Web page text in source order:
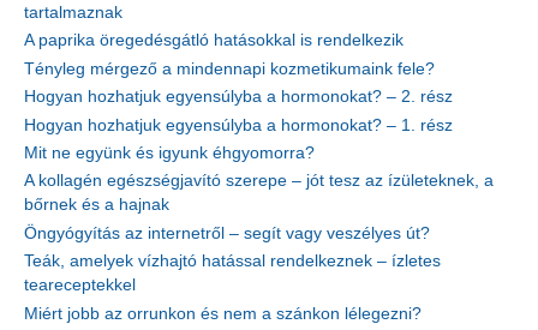
tartalmaznak
A paprika öregedésgátló hatásokkal is rendelkezik
Tényleg mérgező a mindennapi kozmetikumaink fele?
Hogyan hozhatjuk egyensúlyba a hormonokat? – 2. rész
Hogyan hozhatjuk egyensúlyba a hormonokat? – 1. rész
Mit ne együnk és igyunk éhgyomorra?
A kollagén egészségjavító szerepe – jót tesz az ízületeknek, a
bőrnek és a hajnak
Öngyógyítás az internetről – segít vagy veszélyes út?
Teák, amelyek vízhajtó hatással rendelkeznek – ízletes
teareceptekkel
Miért jobb az orrunkon és nem a szánkon lélegezni?